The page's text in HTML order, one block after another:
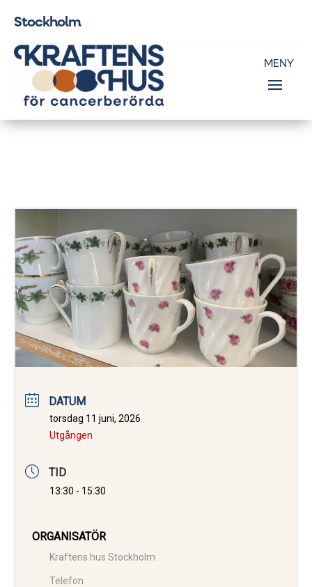
Stockholm
DATUM
torsdag 11 juni, 2026
Utgången
TID
13:30 - 15:30
ORGANISATÖR
Kraftens hus Stockholm
Telefon